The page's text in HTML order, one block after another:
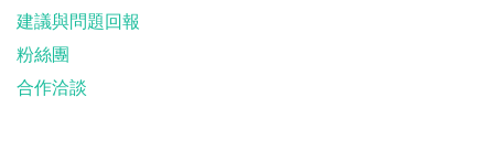
建議與問題回報
粉絲團
合作洽談